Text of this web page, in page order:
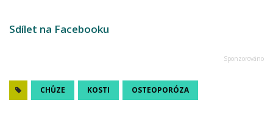
Sdílet na Facebooku
CHŮZE KOSTI OSTEOPORÓZA